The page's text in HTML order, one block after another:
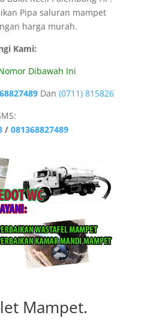
Pipa saluran mampet
harga murah.
Kami:
Dibawah Ini
Dan (0711) 815826
/ 081368827489
Mampet.